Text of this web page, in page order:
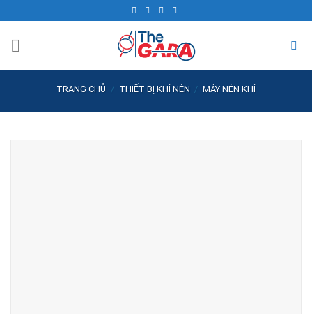
to
content
TRANG CHỦ / THIẾT BỊ KHÍ NÉN / MÁY NÉN KHÍ